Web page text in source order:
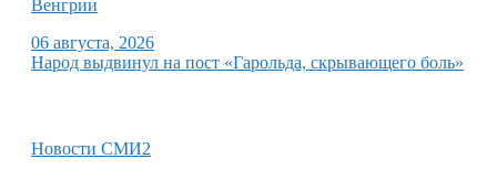
Венгрии
06 августа, 2026
Народ выдвинул на пост «Гарольда, скрывающего боль»
Новости СМИ2